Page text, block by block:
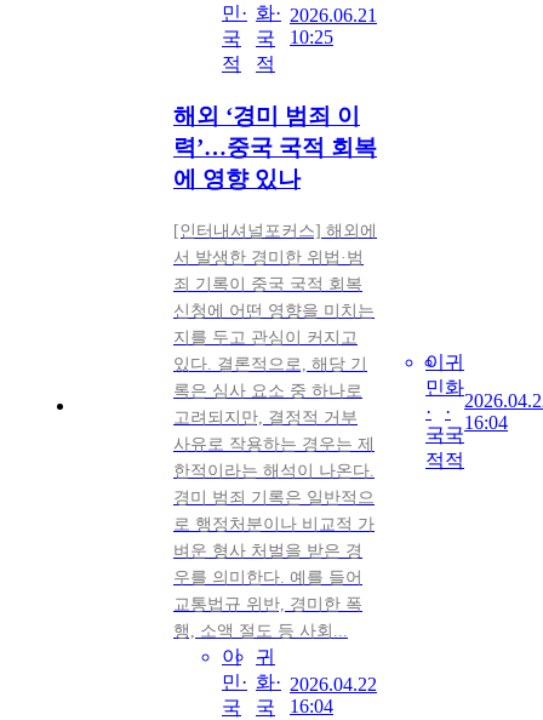
민·
국
적
화·
국
적
2026.06.21
10:25
해외 ‘경미 범죄 이
력’…중국 국적 회복
에 영향 있나
[인터내셔널포커스] 해외에
서 발생한 경미한 위법·범
죄 기록이 중국 국적 회복
신청에 어떤 영향을 미치는
지를 두고 관심이 커지고
있다. 결론적으로, 해당 기
록은 심사 요소 중 하나로
고려되지만, 결정적 거부
사유로 작용하는 경우는 제
한적이라는 해석이 나온다.
경미 범죄 기록은 일반적으
로 행정처분이나 비교적 가
벼운 형사 처벌을 받은 경
우를 의미한다. 예를 들어
교통법규 위반, 경미한 폭
행, 소액 절도 등 사회...
이
민·
국
귀
화·
국
2026.04.22
16:04
이
민
·
국
적
귀
화
·
국
적
16:04